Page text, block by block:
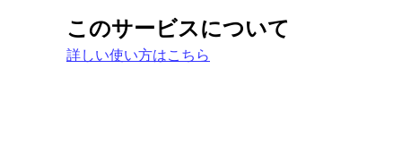
このサービスについて
詳しい使い方はこちら